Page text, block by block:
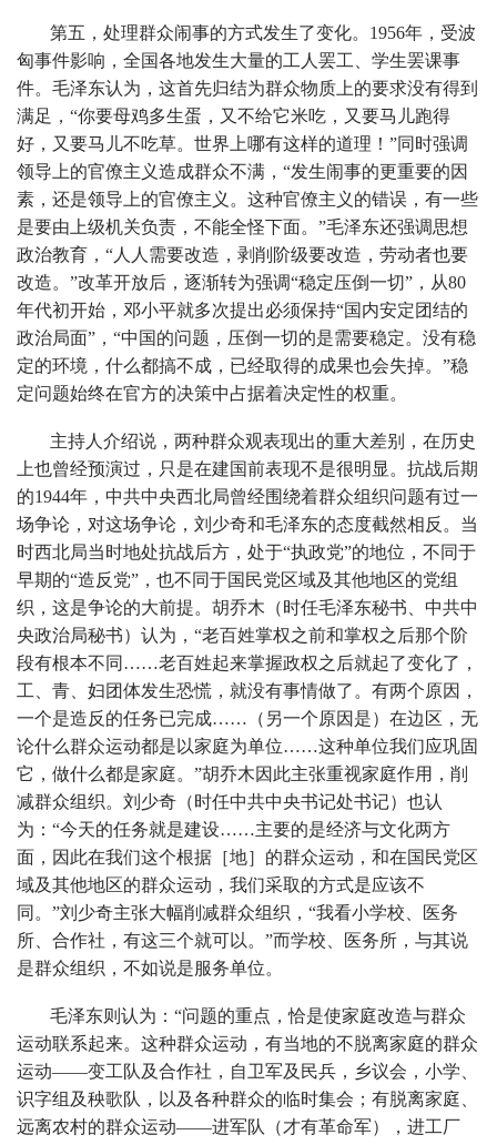
第五，处理群众闹事的方式发生了变化。1956年，受波
匈事件影响，全国各地发生大量的工人罢工、学生罢课事
件。毛泽东认为，这首先归结为群众物质上的要求没有得到
满足，“你要母鸡多生蛋，又不给它米吃，又要马儿跑得
好，又要马儿不吃草。世界上哪有这样的道理！”同时强调
领导上的官僚主义造成群众不满，“发生闹事的更重要的因
素，还是领导上的官僚主义。这种官僚主义的错误，有一些
是要由上级机关负责，不能全怪下面。”毛泽东还强调思想
政治教育，“人人需要改造，剥削阶级要改造，劳动者也要
改造。”改革开放后，逐渐转为强调“稳定压倒一切”，从80
年代初开始，邓小平就多次提出必须保持“国内安定团结的
政治局面”，“中国的问题，压倒一切的是需要稳定。没有稳
定的环境，什么都搞不成，已经取得的成果也会失掉。”稳
定问题始终在官方的决策中占据着决定性的权重。
主持人介绍说，两种群众观表现出的重大差别，在历史
上也曾经预演过，只是在建国前表现不是很明显。抗战后期
的1944年，中共中央西北局曾经围绕着群众组织问题有过一
场争论，对这场争论，刘少奇和毛泽东的态度截然相反。当
时西北局当时地处抗战后方，处于“执政党”的地位，不同于
早期的“造反党”，也不同于国民党区域及其他地区的党组
织，这是争论的大前提。胡乔木（时任毛泽东秘书、中共中
央政治局秘书）认为，“老百姓掌权之前和掌权之后那个阶
段有根本不同……老百姓起来掌握政权之后就起了变化了，
工、青、妇团体发生恐慌，就没有事情做了。有两个原因，
一个是造反的任务已完成……（另一个原因是）在边区，无
论什么群众运动都是以家庭为单位……这种单位我们应巩固
它，做什么都是家庭。”胡乔木因此主张重视家庭作用，削
减群众组织。刘少奇（时任中共中央书记处书记）也认
为：“今天的任务就是建设……主要的是经济与文化两方
面，因此在我们这个根据［地］的群众运动，和在国民党区
域及其他地区的群众运动，我们采取的方式是应该不
同。”刘少奇主张大幅削减群众组织，“我看小学校、医务
所、合作社，有这三个就可以。”而学校、医务所，与其说
是群众组织，不如说是服务单位。
毛泽东则认为：“问题的重点，恰是使家庭改造与群众
运动联系起来。这种群众运动，有当地的不脱离家庭的群众
运动——变工队及合作社，自卫军及民兵，乡议会，小学、
识字组及秧歌队，以及各种群众的临时集会；有脱离家庭、
远离农村的群众运动——进军队（才有革命军），进工厂